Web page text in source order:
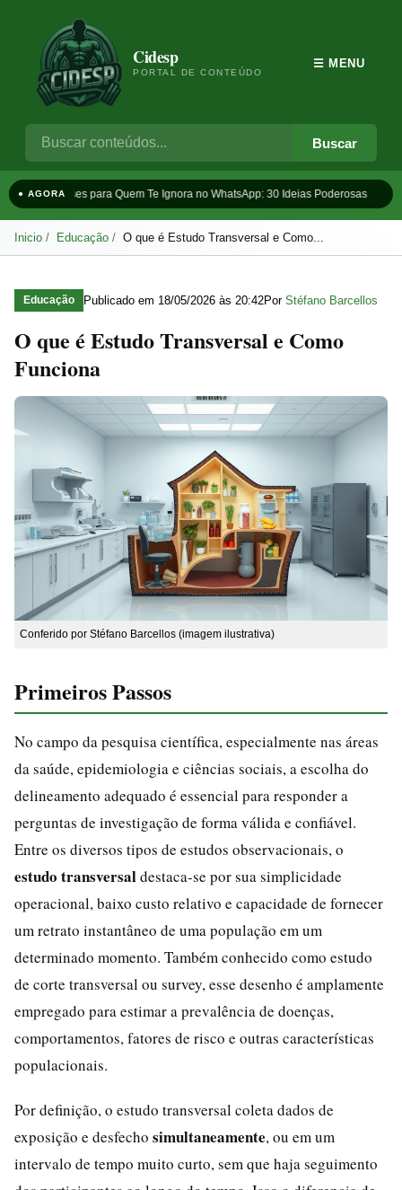
Cidesp
PORTAL DE CONTEÚDO
Buscar
☰ MENU
● AGORAFrases para Quem Te Ignora no WhatsApp: 30 Ideias Poderosas
Inicio Educação O que é Estudo Transversal e Como...
Educação Publicado em 18/05/2026 às 20:42Por Stéfano Barcellos
O que é Estudo Transversal e Como
Funciona
Conferido por Stéfano Barcellos (imagem ilustrativa)
Primeiros Passos
No campo da pesquisa científica, especialmente nas áreas
da saúde, epidemiologia e ciências sociais, a escolha do
delineamento adequado é essencial para responder a
perguntas de investigação de forma válida e confiável.
Entre os diversos tipos de estudos observacionais, o
estudo transversaldestaca-se por sua simplicidade
operacional, baixo custo relativo e capacidade de fornecer
um retrato instantâneo de uma população em um
determinado momento. Também conhecido como estudo
de corte transversal ou survey, esse desenho é amplamente
empregado para estimar a prevalência de doenças,
comportamentos, fatores de risco e outras características
populacionais.
Por definição, o estudo transversal coleta dados de
exposição e desfecho simultaneamente, ou em um
intervalo de tempo muito curto, sem que haja seguimento